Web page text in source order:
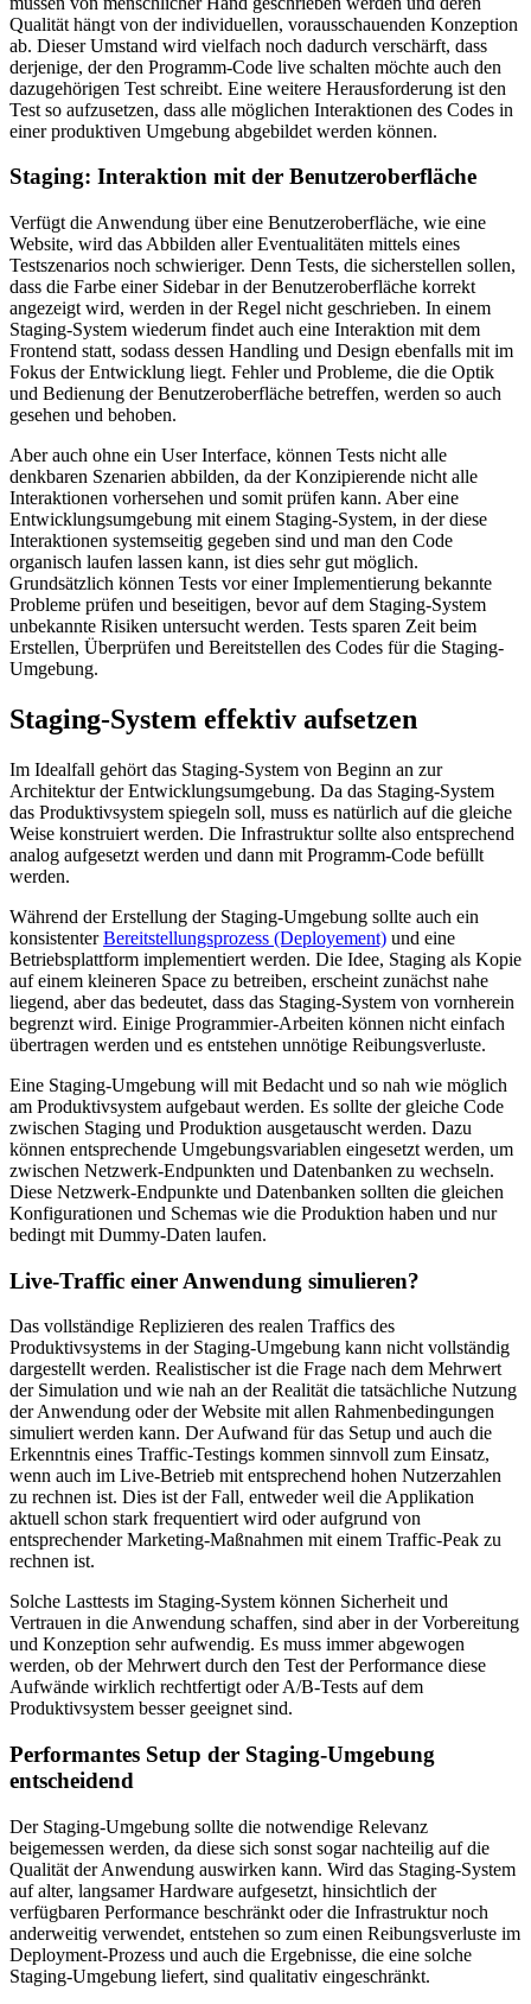
Qualität hängt von der individuellen, vorausschauenden Konzeption
ab. Dieser Umstand wird vielfach noch dadurch verschärft, dass
derjenige, der den Programm-Code live schalten möchte auch den
dazugehörigen Test schreibt. Eine weitere Herausforderung ist den
Test so aufzusetzen, dass alle möglichen Interaktionen des Codes in
einer produktiven Umgebung abgebildet werden können.
Staging: Interaktion mit der Benutzeroberfläche
Verfügt die Anwendung über eine Benutzeroberfläche, wie eine
Website, wird das Abbilden aller Eventualitäten mittels eines
Testszenarios noch schwieriger. Denn Tests, die sicherstellen sollen,
dass die Farbe einer Sidebar in der Benutzeroberfläche korrekt
angezeigt wird, werden in der Regel nicht geschrieben. In einem
Staging-System wiederum findet auch eine Interaktion mit dem
Frontend statt, sodass dessen Handling und Design ebenfalls mit im
Fokus der Entwicklung liegt. Fehler und Probleme, die die Optik
und Bedienung der Benutzeroberfläche betreffen, werden so auch
gesehen und behoben.
Aber auch ohne ein User Interface, können Tests nicht alle
denkbaren Szenarien abbilden, da der Konzipierende nicht alle
Interaktionen vorhersehen und somit prüfen kann. Aber eine
Entwicklungsumgebung mit einem Staging-System, in der diese
Interaktionen systemseitig gegeben sind und man den Code
organisch laufen lassen kann, ist dies sehr gut möglich.
Grundsätzlich können Tests vor einer Implementierung bekannte
Probleme prüfen und beseitigen, bevor auf dem Staging-System
unbekannte Risiken untersucht werden. Tests sparen Zeit beim
Erstellen, Überprüfen und Bereitstellen des Codes für die Staging-
Umgebung.
Staging-System effektiv aufsetzen
Im Idealfall gehört das Staging-System von Beginn an zur
Architektur der Entwicklungsumgebung. Da das Staging-System
das Produktivsystem spiegeln soll, muss es natürlich auf die gleiche
Weise konstruiert werden. Die Infrastruktur sollte also entsprechend
analog aufgesetzt werden und dann mit Programm-Code befüllt
werden.
Während der Erstellung der Staging-Umgebung sollte auch ein
konsistenterBereitstellungsprozess (Deployement) und eine
Betriebsplattform implementiert werden. Die Idee, Staging als Kopie
auf einem kleineren Space zu betreiben, erscheint zunächst nahe
liegend, aber das bedeutet, dass das Staging-System von vornherein
begrenzt wird. Einige Programmier-Arbeiten können nicht einfach
übertragen werden und es entstehen unnötige Reibungsverluste.
Eine Staging-Umgebung will mit Bedacht und so nah wie möglich
am Produktivsystem aufgebaut werden. Es sollte der gleiche Code
zwischen Staging und Produktion ausgetauscht werden. Dazu
können entsprechende Umgebungsvariablen eingesetzt werden, um
zwischen Netzwerk-Endpunkten und Datenbanken zu wechseln.
Diese Netzwerk-Endpunkte und Datenbanken sollten die gleichen
Konfigurationen und Schemas wie die Produktion haben und nur
bedingt mit Dummy-Daten laufen.
Live-Traffic einer Anwendung simulieren?
Das vollständige Replizieren des realen Traffics des
Produktivsystems in der Staging-Umgebung kann nicht vollständig
dargestellt werden. Realistischer ist die Frage nach dem Mehrwert
der Simulation und wie nah an der Realität die tatsächliche Nutzung
der Anwendung oder der Website mit allen Rahmenbedingungen
simuliert werden kann. Der Aufwand für das Setup und auch die
Erkenntnis eines Traffic-Testings kommen sinnvoll zum Einsatz,
wenn auch im Live-Betrieb mit entsprechend hohen Nutzerzahlen
zu rechnen ist. Dies ist der Fall, entweder weil die Applikation
aktuell schon stark frequentiert wird oder aufgrund von
entsprechender Marketing-Maßnahmen mit einem Traffic-Peak zu
rechnen ist.
Solche Lasttests im Staging-System können Sicherheit und
Vertrauen in die Anwendung schaffen, sind aber in der Vorbereitung
und Konzeption sehr aufwendig. Es muss immer abgewogen
werden, ob der Mehrwert durch den Test der Performance diese
Aufwände wirklich rechtfertigt oder A/B-Tests auf dem
Produktivsystem besser geeignet sind.
Performantes Setup der Staging-Umgebung
entscheidend
Der Staging-Umgebung sollte die notwendige Relevanz
beigemessen werden, da diese sich sonst sogar nachteilig auf die
Qualität der Anwendung auswirken kann. Wird das Staging-System
auf alter, langsamer Hardware aufgesetzt, hinsichtlich der
verfügbaren Performance beschränkt oder die Infrastruktur noch
anderweitig verwendet, entstehen so zum einen Reibungsverluste im
Deployment-Prozess und auch die Ergebnisse, die eine solche
Staging-Umgebung liefert, sind qualitativ eingeschränkt.